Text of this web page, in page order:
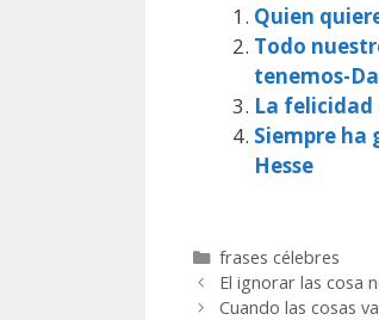
Quien
Todo
tenemos-
La felicidad
Siempre ha
Hesse
Categorías
frases célebres
El ignorar las cosa
Cuando las cosas